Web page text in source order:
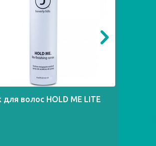
для волос HOLD ME LITE